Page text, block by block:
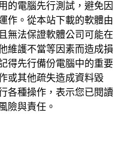
的電腦先行測試，避免因
作。從本站下載的軟體由
無法保證軟體公司可能在
維護不當等因素而造成損
得先行備份電腦中的重要
或其他疏失造成資料毀
各種操作，表示您已閱讀
險與責任。